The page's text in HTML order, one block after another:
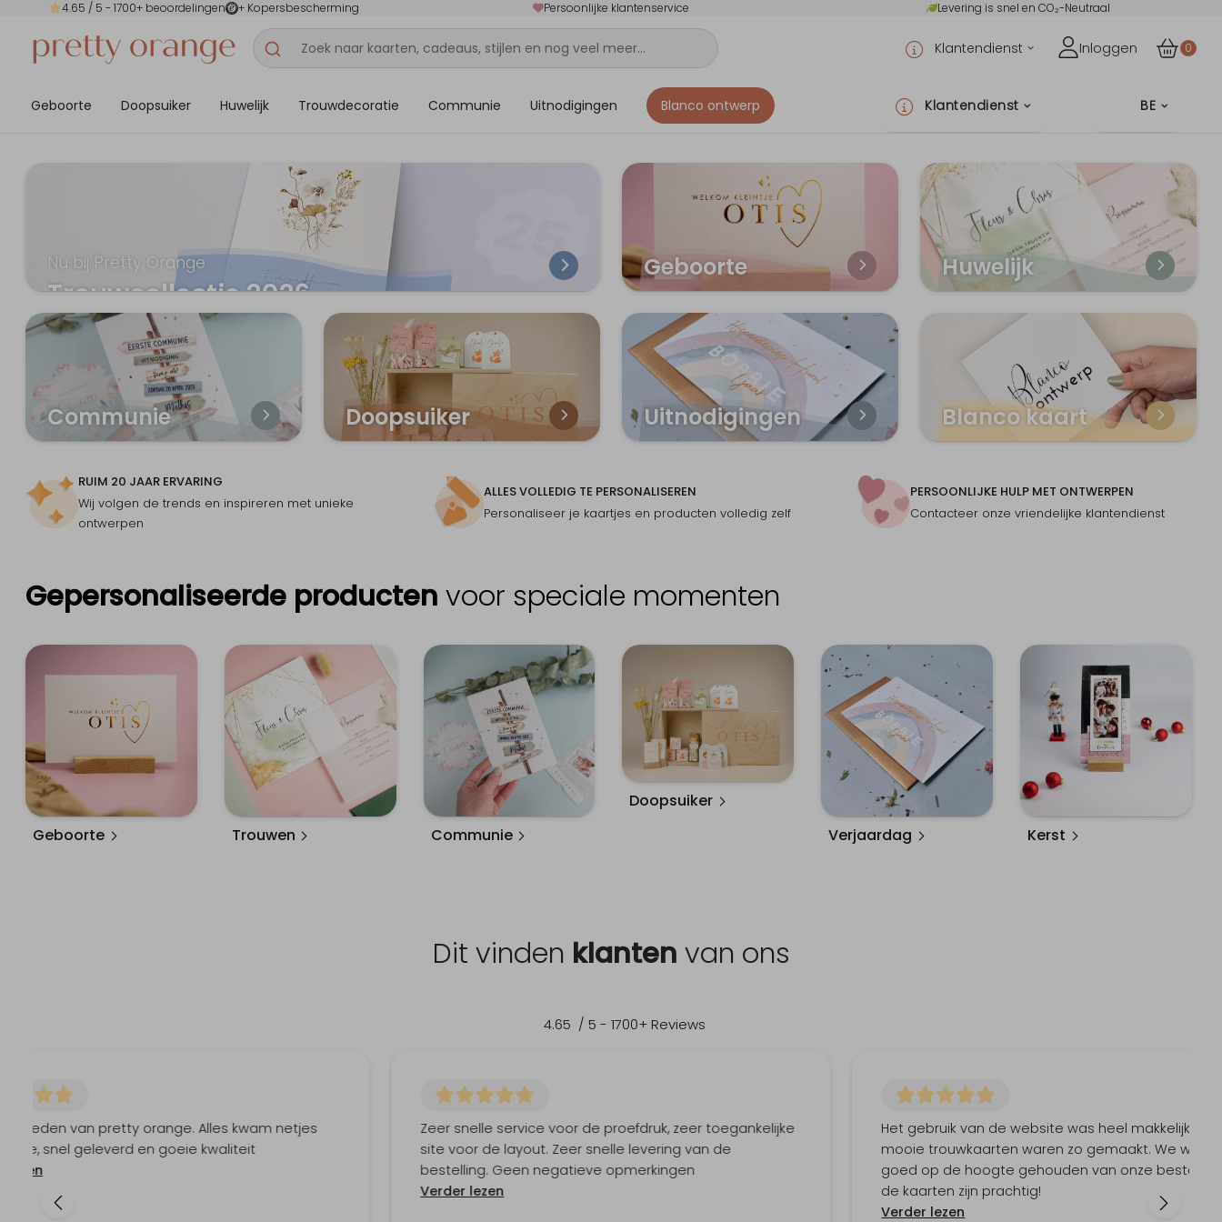
4.65 / 5 - 1700+ beoordelingen + Kopersbescherming Persoonlijke klantenservice Levering is snel en CO₂-Neutraal
Klantendienst Inloggen 0
Geboorte Doopsuiker Huwelijk Trouwdecoratie Communie Uitnodigingen Blanco ontwerp Klantendienst BE
Nu bij Pretty Orange
Trouwcollectie 2026
Geboorte Huwelijk
Communie Doopsuiker Uitnodigingen Blanco kaart
RUIM 20 JAAR ERVARING
Wij volgen de trends en inspireren met unieke
ontwerpen
ALLES VOLLEDIG TE PERSONALISEREN
Personaliseer je kaartjes en producten volledig zelf
PERSOONLIJKE HULP MET ONTWERPEN
Contacteer onze vriendelijke klantendienst
Gepersonaliseerde producten voor speciale momenten
Geboorte Trouwen Communie
Doopsuiker
Verjaardag
Kerst
Dit vinden klanten van ons
4.65 / 5 - 1700+ Reviews
tevreden van pretty orange. Alles kwam netjes
toe, snel geleverd en goeie kwaliteit
lezen
Zeer snelle service voor de proefdruk, zeer toegankelijke
site voor de layout. Zeer snelle levering van de
bestelling. Geen negatieve opmerkingen
Verder lezen
Het gebruik van de website was heel makkelijk, dus
mooie trouwkaarten waren zo gemaakt. We
goed op de hoogte gehouden van onze
de kaarten zijn prachtig!
Verder lezen